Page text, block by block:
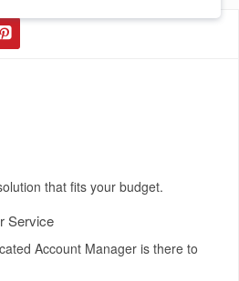
that fits your budget.
Service
Account Manager is there to